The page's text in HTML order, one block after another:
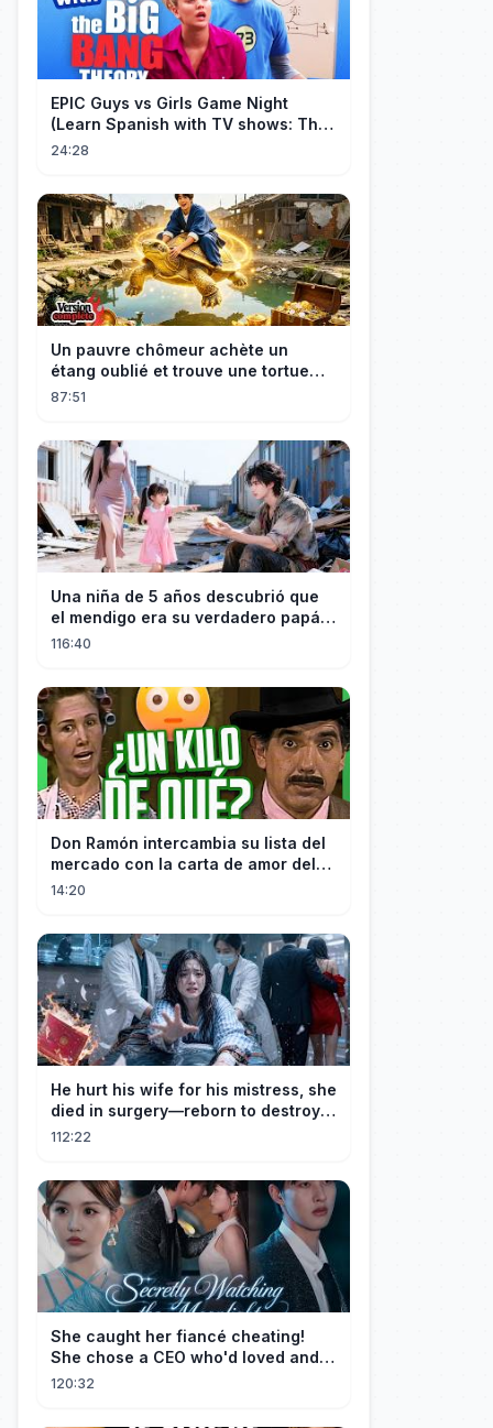
EPIC Guys vs Girls Game Night
(Learn Spanish with TV shows: The
Big Bang Theory)
24:28
Un pauvre chômeur achète un
étang oublié et trouve une tortue
d’or à 180 000$ ! Sa vie bascule !
87:51
Una niña de 5 años descubrió que
el mendigo era su verdadero papá y
salvó a su familia
116:40
Don Ramón intercambia su lista del
mercado con la carta de amor del
Profesor
14:20
He hurt his wife for his mistress, she
died in surgery—reborn to destroy
him!
112:22
She caught her fiancé cheating!
She chose a CEO who'd loved and
cherished her for years. ❤️
120:32